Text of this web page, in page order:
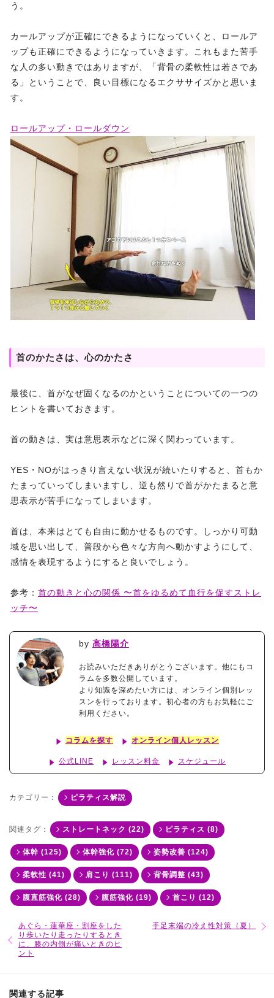
う。
カールアップが正確にできるようになっていくと、ロールア
ップも正確にできるようになっていきます。これもまた苦手
な人の多い動きではありますが、「背骨の柔軟性は若さであ
る」ということで、良い目標になるエクササイズかと思いま
す。
ロールアップ・ロールダウン
首のかたさは、心のかたさ
最後に、首がなぜ固くなるのかということについての一つの
ヒントを書いておきます。
首の動きは、実は意思表示などに深く関わっています。
YES・NOがはっきり言えない状況が続いたりすると、首もか
たまっていってしまいますし、逆も然りで首がかたまると意
思表示が苦手になってしまいます。
首は、本来はとても自由に動かせるものです。しっかり可動
域を思い出して、普段から色々な方向へ動かすようにして、
感情を表現するようにすると良いでしょう。
参考： 首の動きと心の関係 〜首をゆるめて血行を促すストレ
ッチ〜
by 高橋陽介
お読みいただきありがとうございます。他にもコ
ラムを多数公開しています。
より知識を深めたい方には、オンライン個別レッ
スンを行っております。初心者の方もお気軽にご
利用ください。
コラムを探す オンライン個人レッスン
公式LINE レッスン料金 スケジュール
カテゴリー： ピラティス解説
関連タグ： ストレートネック (22) ピラティス (8)
体幹 (125) 体幹強化 (72) 姿勢改善 (124)
柔軟性 (41) 肩こり (111) 背骨調整 (43)
腹直筋強化 (28) 腹筋強化 (19) 首こり (12)
あぐら・蓮華座・割座をした
り歩いたり走ったりするとき
に、膝の内側が痛いときのヒ
ント
手足末端の冷え性対策（夏）
関連する記事